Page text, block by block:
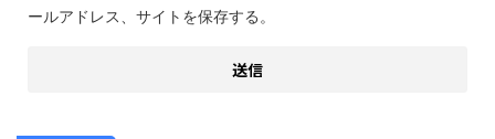
ールアドレス、サイトを保存する。